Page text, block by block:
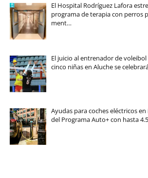
El Hospital Rodríguez Lafora
programa de terapia con perros
ment…
El juicio al entrenador de
cinco niñas en Aluche se
Ayudas para coches eléctricos
del Programa Auto+ con hasta